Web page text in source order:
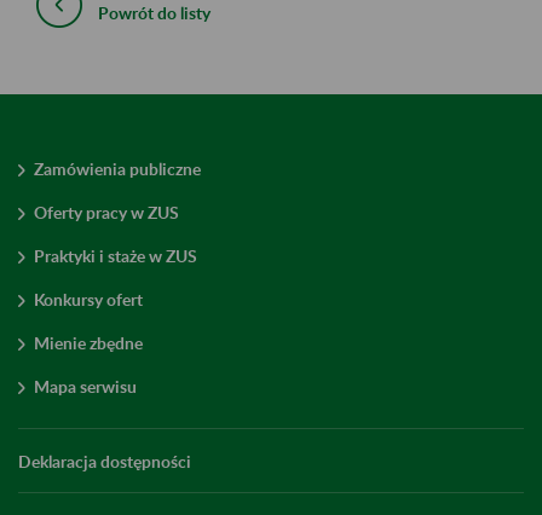
Powrót do listy
Zamówienia publiczne
Oferty pracy w ZUS
Praktyki i staże w ZUS
Konkursy ofert
Mienie zbędne
Mapa serwisu
Deklaracja dostępności